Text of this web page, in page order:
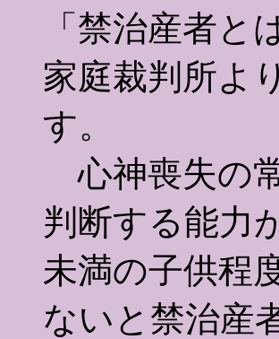
「禁治産者
家庭裁判所よ
す。
心神喪失の
判断する能力
未満の子供程
ないと禁治産